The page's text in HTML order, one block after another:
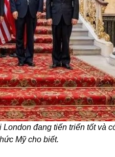
đang tiến triển tốt và
Mỹ cho biết.